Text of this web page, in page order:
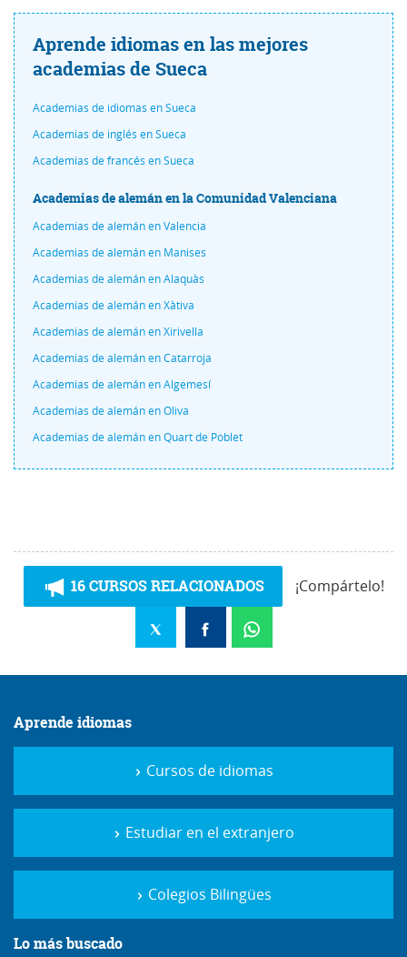
Aprende idiomas en las mejores
academias de Sueca
Academias de idiomas en Sueca
Academias de inglés en Sueca
Academias de francés en Sueca
Academias de alemán en la Comunidad Valenciana
Academias de alemán en Valencia
Academias de alemán en Manises
Academias de alemán en Alaquàs
Academias de alemán en Xàtiva
Academias de alemán en Xirivella
Academias de alemán en Catarroja
Academias de alemán en Algemesí
Academias de alemán en Oliva
Academias de alemán en Quart de Poblet
16 CURSOS RELACIONADOS ¡Compártelo!
Aprende idiomas
Cursos de idiomas
Estudiar en el extranjero
Colegios Bilingües
Lo más buscado